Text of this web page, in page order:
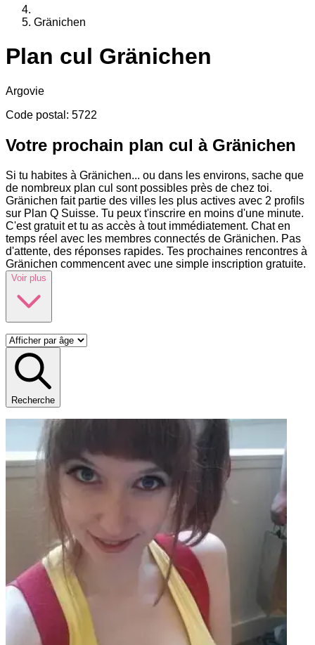
Gränichen
Plan cul Gränichen
Argovie
Code postal : 5722
Votre prochain plan cul à Gränichen
Si tu habites à Gränichen... ou dans les environs, sache que
de nombreux plan cul sont possibles près de chez toi.
Gränichen fait partie des villes les plus actives avec 2 profils
sur Plan Q Suisse. Tu peux t'inscrire en moins d'une minute.
C'est gratuit et tu as accès à tout immédiatement. Chat en
temps réel avec les membres connectés de Gränichen. Pas
d'attente, des réponses rapides. Tes prochaines rencontres à
Gränichen commencent avec une simple inscription gratuite.
Voir plus
Recherche